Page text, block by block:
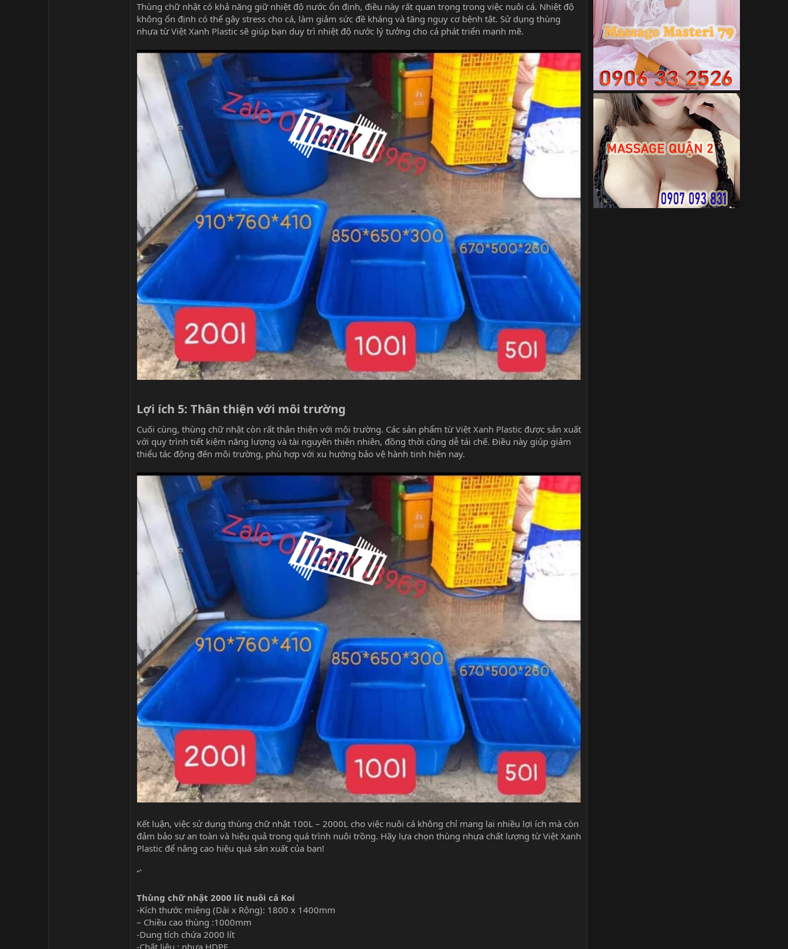
Thùng chữ nhật có khả năng giữ nhiệt độ nước ổn định, điều này rất quan trọng trong việc nuôi cá. Nhiệt độ
không ổn định có thể gây stress cho cá, làm giảm sức đề kháng và tăng nguy cơ bệnh tật. Sử dụng thùng
nhựa từViệt Xanh Plastic sẽ giúp bạn duy trì nhiệt độ nước lý tưởng cho cá phát triển mạnh mẽ.
Lợi ích 5: Thân thiện với môi trường​
Cuối cùng, thùng chữ nhật còn rất thân thiện với môi trường. Các sản phẩm từViệt Xanh Plastic được sản xuất
với quy trình tiết kiệm năng lượng và tài nguyên thiên nhiên, đồng thời cũng dễ tái chế. Điều này giúp giảm
thiểu tác động đến môi trường, phù hợp với xu hướng bảo vệ hành tinh hiện nay.
Kết luận, việc sử dụng thùng chữ nhật 100L – 2000L cho việc nuôi cá không chỉ mang lại nhiều lợi ích mà còn
đảm bảo sự an toàn và hiệu quả trong quá trình nuôi trồng. Hãy lựa chọn thùng nhựa chất lượng từViệt Xanh
Plastic để nâng cao hiệu quả sản xuất của bạn!
“`
Thùng chữ nhật 2000 lít nuôi cá Koi
-Kích thước miệng (Dài x Rộng): 1800 x 1400mm
– Chiều cao thùng :1000mm
-Dung tích chứa 2000 lít